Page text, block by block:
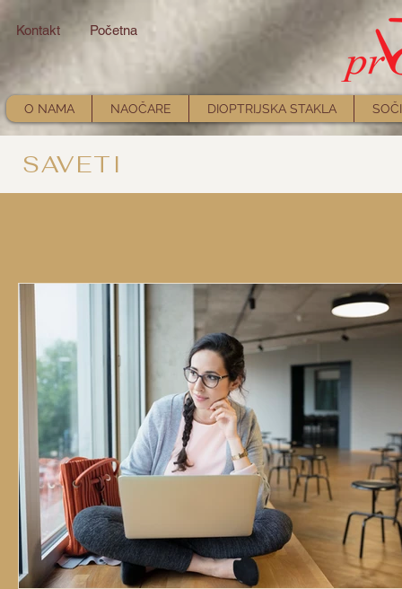
Kontakt Početna
O NAMA NAOČARE DIOPTRIJSKA STAKLA
SAVETI